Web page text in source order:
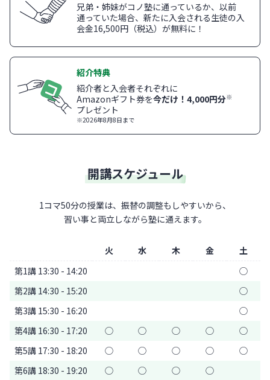
兄弟・姉妹がコノ塾に通っているか、以前
通っていた場合、新たに入会される生徒の入
会金16,500円（税込）が無料に！
紹介特典
紹介者と入会者それぞれに
Amazonギフト券を今だけ！4,000円分※
プレゼント
※2026年8月8日まで
開講スケジュール
1コマ50分の授業は、振替の調整もしやすいから、
習い事と両立しながら塾に通えます。
火 水 木 金
土
第1講 13:30 - 14:20
◯
第2講 14:30 - 15:20
◯
第3講 15:30 - 16:20
◯
第4講 16:30 - 17:20
◯ ◯ ◯ ◯
◯
第5講 17:30 - 18:20
◯ ◯ ◯ ◯
◯
第6講 18:30 - 19:20
◯ ◯ ◯ ◯